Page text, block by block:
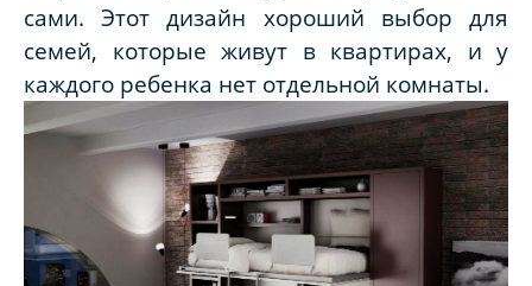
сами. Этот дизайн хороший выбор для
семей, которые живут в квартирах, и у
каждого ребенка нет отдельной комнаты.